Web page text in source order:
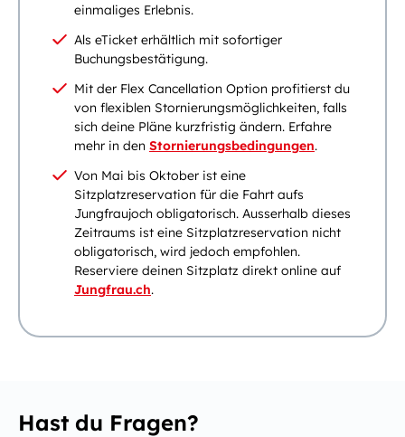
einmaliges Erlebnis.
Als eTicket erhältlich mit sofortiger
Buchungsbestätigung.
Mit der Flex Cancellation Option profitierst du
von flexiblen Stornierungsmöglichkeiten, falls
sich deine Pläne kurzfristig ändern. Erfahre
mehr in den Stornierungsbedingungen.
Von Mai bis Oktober ist eine
Sitzplatzreservation für die Fahrt aufs
Jungfraujoch obligatorisch. Ausserhalb dieses
Zeitraums ist eine Sitzplatzreservation nicht
obligatorisch, wird jedoch empfohlen.
Reserviere deinen Sitzplatz direkt online auf
Jungfrau.ch.
Hast du Fragen?